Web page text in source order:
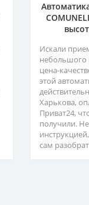
Искали
небольшого
цена-
этой
Харькова,
Приват24,
получили.
сам